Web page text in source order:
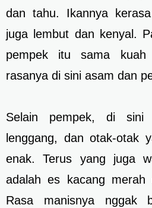
dan tahu. Ikannya
juga lembut dan kenyal.
pempek itu sama
rasanya di sini asam dan
Selain pempek, di sini
lenggang, dan otak-otak
enak. Terus yang juga
adalah es kacang merah
Rasa manisnya nggak